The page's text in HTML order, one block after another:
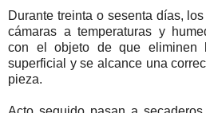
Durante treinta o sesenta días,
cámaras a temperaturas y
con el objeto de que eliminen
superficial y se alcance una
pieza.